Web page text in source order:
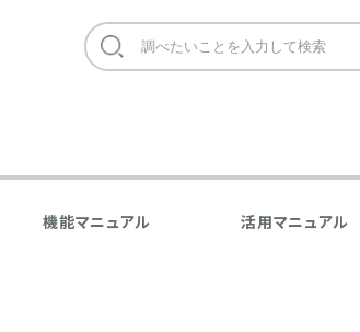
機能マニュアル 活用マニュアル